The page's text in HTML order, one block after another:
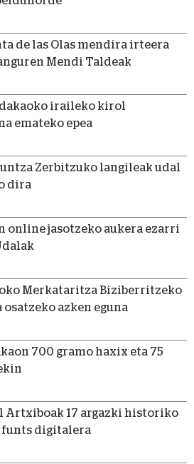
de las Olas mendira irteera
Mendi Taldeak
iraileko kirol
emateko epea
Zerbitzuko langileak udal
dira
online jasotzeko aukera ezarri
Merkataritza Biziberritzeko
azken eguna
700 gramo haxix eta 75
Artxiboak 17 argazki historiko
digitalera